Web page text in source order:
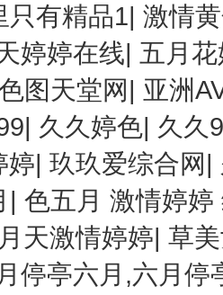
只有精品1| 激情
婷婷在线| 五月
图天堂网| 亚洲
| 久久婷色| 久久
婷|玖玖爱综合网|
|色五月 激情婷婷
天激情婷婷| 草
停亭六月,六月停